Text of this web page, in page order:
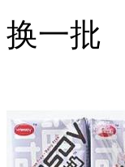
换一批